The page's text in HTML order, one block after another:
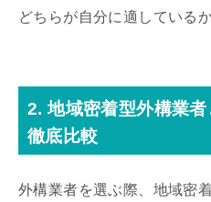
どちらが自分に適している
2. 地域密着型外構業
徹底比較
外構業者を選ぶ際、地域密